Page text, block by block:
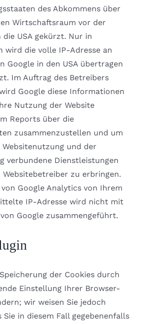
des Abkommens über
Wirtschaftsraum vor der
USA gekürzt. Nur in
wird die volle IP-Adresse an
Google in den USA übertragen
Im Auftrag des Betreibers
Google diese Informationen
Nutzung der Website
Reports über die
zusammenzustellen und um
und der
verbundene Dienstleistungen
Websitebetreiber zu erbringen.
Google Analytics von Ihrem
IP-Adresse wird nicht mit
Google zusammengeführt.
der Cookies durch
Einstellung Ihrer Browser-
wir weisen Sie jedoch
Sie in diesem Fall gegebenenfalls